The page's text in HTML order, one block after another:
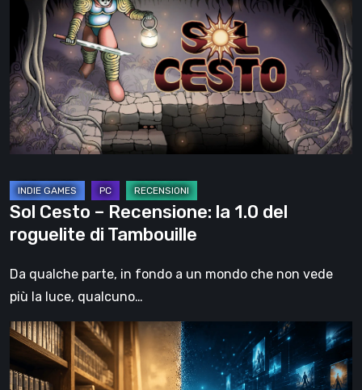
Recensione:
la
1.0
del
roguelite
di
Sol Cesto – Recensione: la 1.0 del
roguelite di Tambouille
Da qualche parte, in fondo a un mondo che non vede
più la luce, qualcuno…
Il
futuro
del